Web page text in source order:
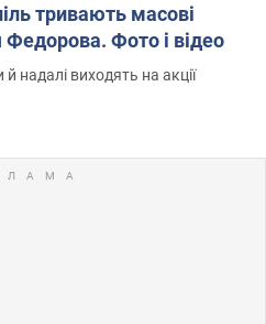
тривають масові
Федорова. Фото і відео
надалі виходять на акції